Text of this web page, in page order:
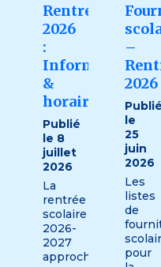
Rentrée
2026
:
Informations
&
horaires
Publié
le 8
juillet
2026
La
rentrée
scolaire
2026-
2027
approche
–
2026
Publié
le
25
juin
2026
Les
listes
de
pour